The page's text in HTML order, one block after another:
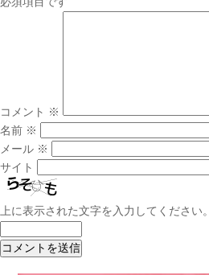
コメント ※
名前 ※
メール ※
サイト
上に表示された文字を入力してください。